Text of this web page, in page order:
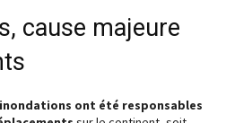
cause majeure
inondations ont été responsables